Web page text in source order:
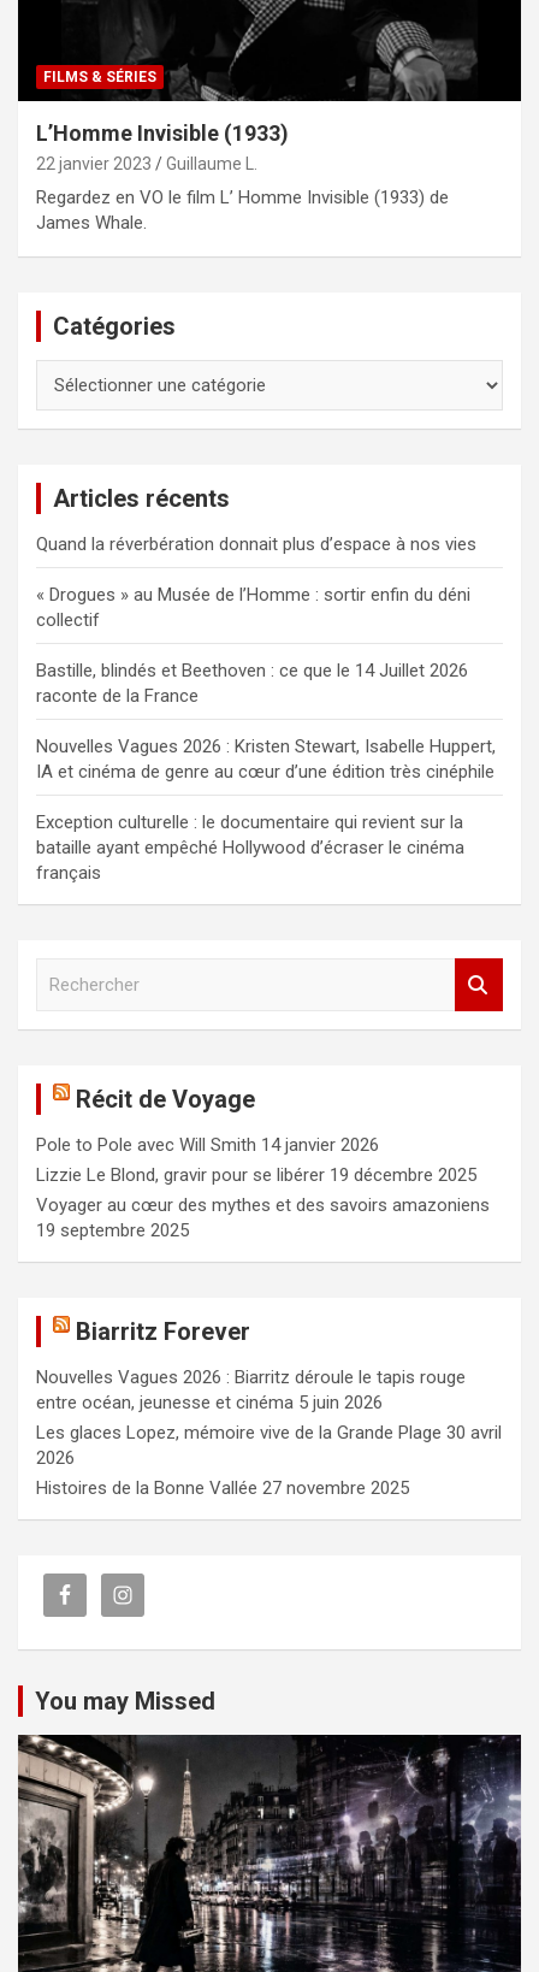
FILMS & SÉRIES
L’Homme Invisible (1933)
22 janvier 2023 Guillaume L.
Regardez en VO le film L’ Homme Invisible (1933) de
James Whale.
Catégories
Articles récents
Quand la réverbération donnait plus d’espace à nos vies
« Drogues » au Musée de l’Homme : sortir enfin du déni
collectif
Bastille, blindés et Beethoven : ce que le 14 Juillet 2026
raconte de la France
Nouvelles Vagues 2026 : Kristen Stewart, Isabelle Huppert,
IA et cinéma de genre au cœur d’une édition très cinéphile
Exception culturelle : le documentaire qui revient sur la
bataille ayant empêché Hollywood d’écraser le cinéma
français
c
h
e
r
Récit de Voyage
Pole to Pole avec Will Smith 14 janvier 2026
Lizzie Le Blond, gravir pour se libérer 19 décembre 2025
Voyager au cœur des mythes et des savoirs amazoniens
19 septembre 2025
Biarritz Forever
Nouvelles Vagues 2026 : Biarritz déroule le tapis rouge
entre océan, jeunesse et cinéma 5 juin 2026
Les glaces Lopez, mémoire vive de la Grande Plage 30 avril
2026
Histoires de la Bonne Vallée 27 novembre 2025
You may Missed